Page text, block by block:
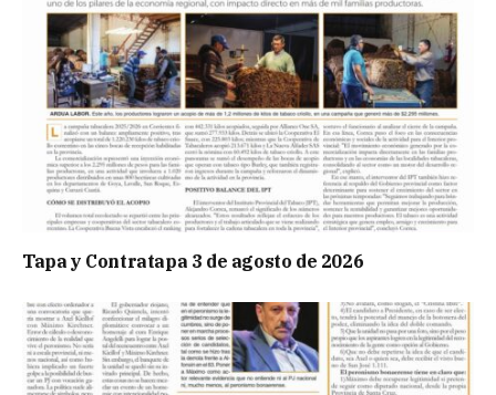
Tapa y Contratapa 3 de agosto de 2026